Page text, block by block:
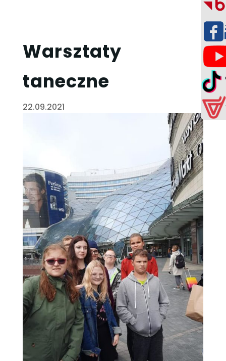
Warsztaty
taneczne
22.09.2021